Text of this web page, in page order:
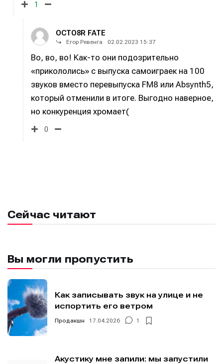
О проекте Реклама
Предложение новостей Помощь проекту
О проекте Реклама
Предложение новостей Помощь проекту
1
OCTO8R FATE
Егор Ревенга 02.02.2023 15:37
Во, во, во! Как-то они подозрительно
«прикололись» с выпуска самоиграек на 100
звуков вместо перевыпуска FM8 или Absynth5,
который отменили в итоге. Выгодно наверное,
но конкуренция хромает(
0
Сейчас читают
Вы могли пропустить
Как записывать звук на улице и не
испортить его ветром
Продакшн 17.04.2026 1
Акустику мне запили: мы запустили